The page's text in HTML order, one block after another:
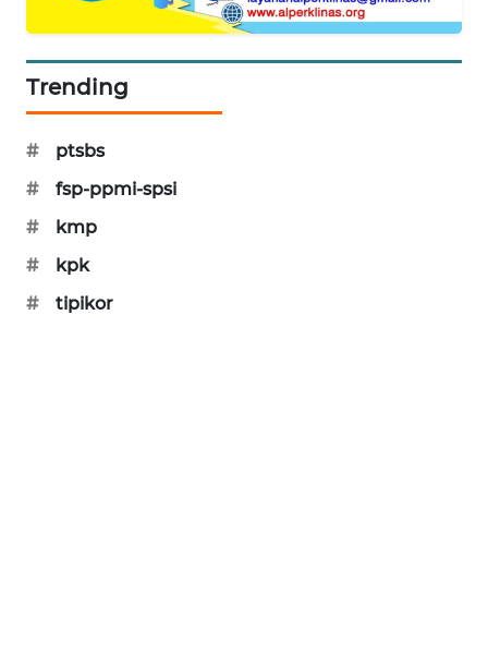
Trending
#
ptsbs
#
fsp-ppmi-spsi
#
kmp
#
kpk
#
tipikor
PORTAL
FORWAMKI